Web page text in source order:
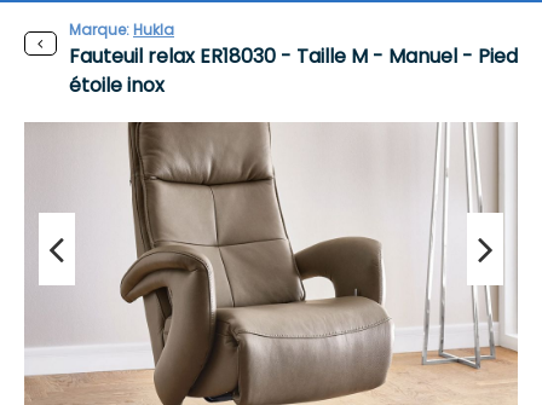
Fauteuil relax ER18030 - Taille M - Manuel - Pied
étoile inox
Marque:Hukla